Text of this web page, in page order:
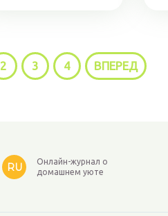
2 3 4 ВПЕРЕД
RU
Онлайн-журнал о
домашнем уюте